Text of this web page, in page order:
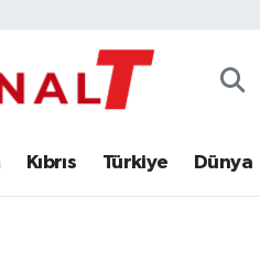
Kıbrıs Türkiye Dünya